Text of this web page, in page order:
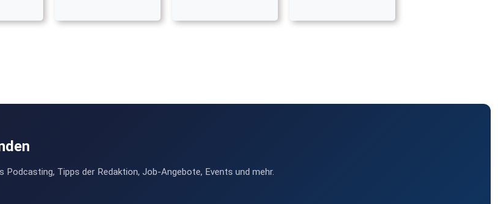
Tipps der Redaktion, Job-Angebote, Events und mehr.